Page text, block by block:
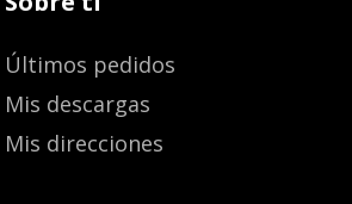
Últimos pedidos
Mis descargas
Mis direcciones